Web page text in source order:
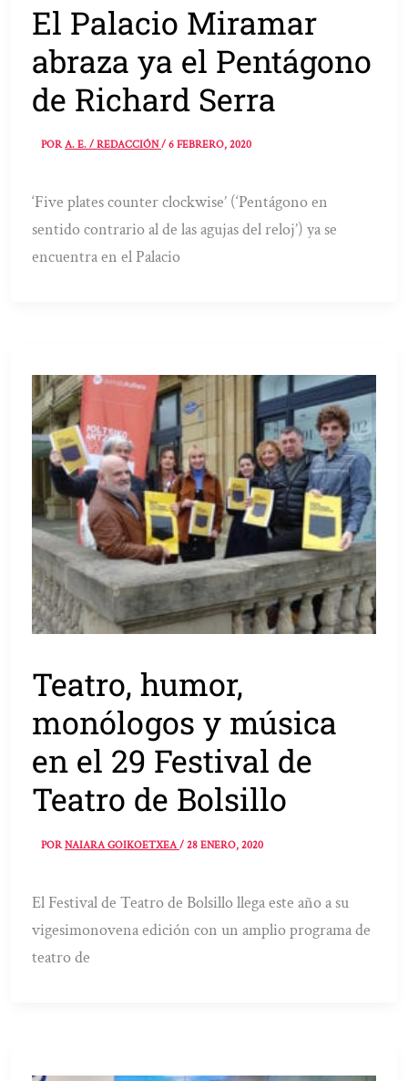
El Palacio Miramar
abraza ya el Pentágono
de Richard Serra
PORA. E. / REDACCIÓN/6 FEBRERO, 2020
‘Five plates counter clockwise’ (‘Pentágono en
sentido contrario al de las agujas del reloj’) ya se
encuentra en el Palacio
Teatro, humor,
monólogos y música
en el 29 Festival de
Teatro de Bolsillo
PORNAIARA GOIKOETXEA/28 ENERO, 2020
El Festival de Teatro de Bolsillo llega este año a su
vigesimonovena edición con un amplio programa de
teatro de